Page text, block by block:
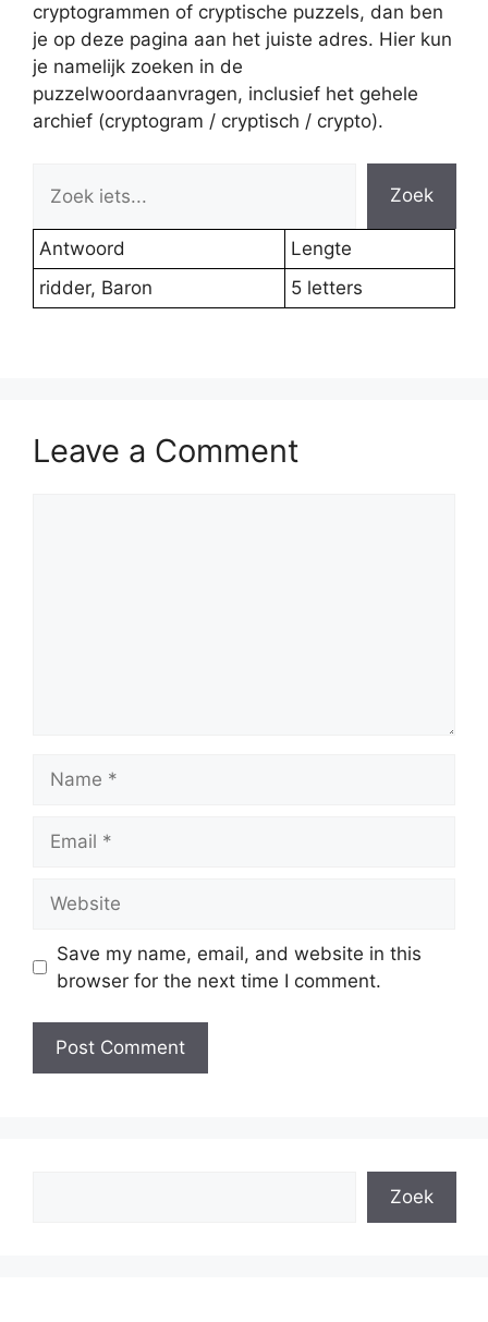
cryptogrammen of cryptische puzzels, dan ben
je op deze pagina aan het juiste adres. Hier kun
je namelijk zoeken in de
puzzelwoordaanvragen, inclusief het gehele
archief (cryptogram / cryptisch / crypto).
Zoek
Antwoord
Lengte
ridder, Baron
5 letters
Leave a Comment
Save my name, email, and website in this
browser for the next time I comment.
Zoek